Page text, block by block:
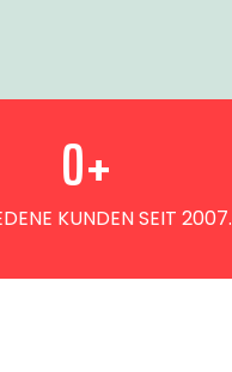
KUNDEN SEIT 2007.
0+